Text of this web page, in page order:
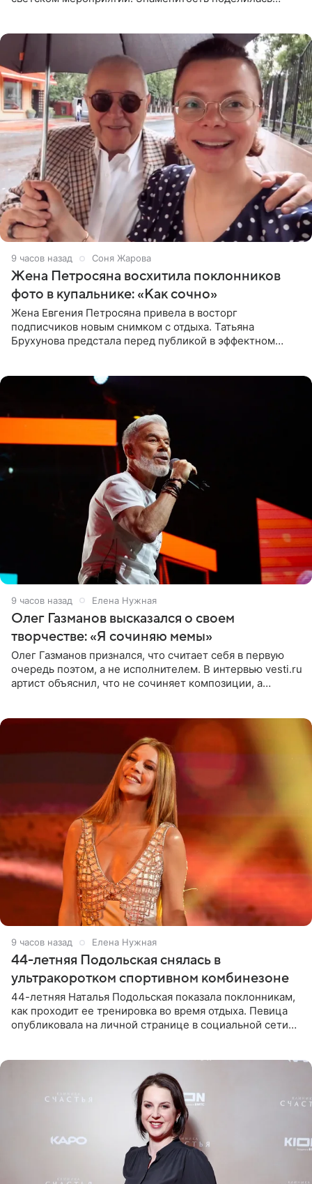
9 часов назад Соня Жарова
Жена Петросяна восхитила поклонников
фото в купальнике: «Как сочно»
Жена Евгения Петросяна привела в восторг
подписчиков новым снимком с отдыха. Татьяна
Брухунова предстала перед публикой в эффектном
9 часов назад Елена Нужная
Олег Газманов высказался о своем
творчестве: «Я сочиняю мемы»
Олег Газманов признался, что считает себя в первую
очередь поэтом, а не исполнителем. В интервью vesti.ru
артист объяснил, что не сочиняет композиции, а
9 часов назад Елена Нужная
44-летняя Подольская снялась в
ультракоротком спортивном комбинезоне
44-летняя Наталья Подольская показала поклонникам,
как проходит ее тренировка во время отдыха. Певица
опубликовала на личной странице в социальной сети